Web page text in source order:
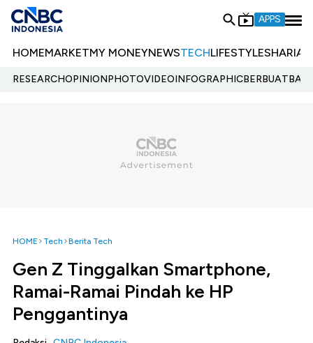
APPS
HOMEMARKETMY MONEYNEWSTECHLIFESTYLESHARIA
RESEARCHOPINIONPHOTOVIDEOINFOGRAPHIC
HOME Tech Berita Tech
Gen Z Tinggalkan Smartphone,
Ramai-Ramai Pindah ke HP
Penggantinya